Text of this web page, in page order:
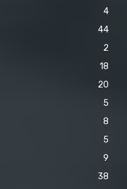
4
44
2
18
20
5
8
5
9
38